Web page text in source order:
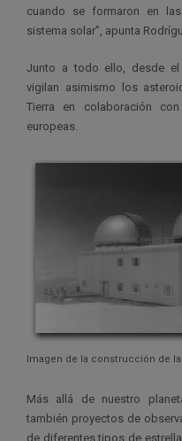
cuando se formaron en
sistema solar”, apunta
Junto a todo ello, desde el
vigilan asimismo los
Tierra en colaboración
europeas.
Imagen de la construcción de
Más allá de nuestro
también proyectos de
de diferentes tipos de